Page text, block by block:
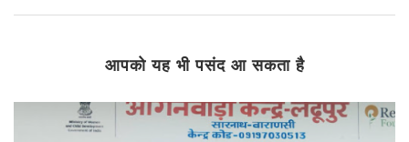
आपको यह भी पसंद आ सकता है